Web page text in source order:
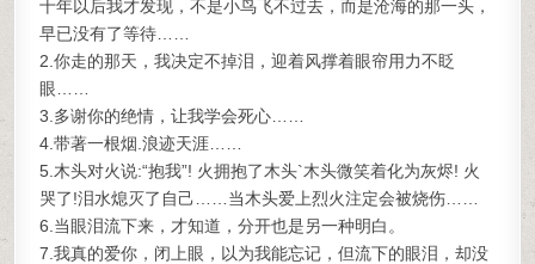
十年以后我才发现，不是小鸟飞不过去，而是沧海的那一头，
早已没有了等待……
2.你走的那天，我决定不掉泪，迎着风撑着眼帘用力不眨
眼……
3.多谢你的绝情，让我学会死心……
4.带著一根烟.浪迹天涯……
5.木头对火说:“抱我”! 火拥抱了木头`木头微笑着化为灰烬! 火
哭了!泪水熄灭了自己……当木头爱上烈火注定会被烧伤……
6.当眼泪流下来，才知道，分开也是另一种明白。
7.我真的爱你，闭上眼，以为我能忘记，但流下的眼泪，却没